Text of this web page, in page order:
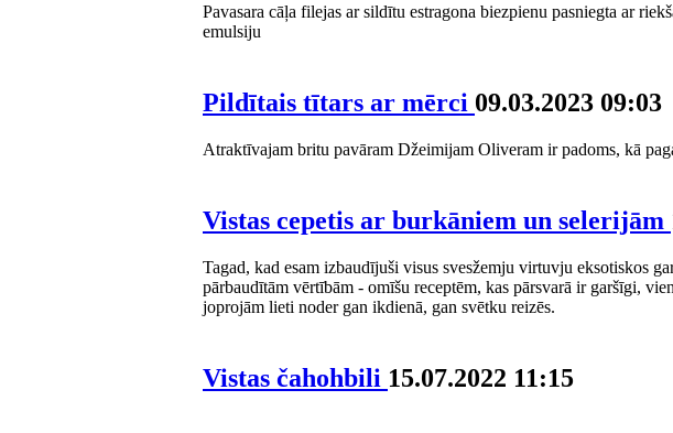
Pavasara cāļa filejas ar sildītu estragona biezpienu pasniegta ar
emulsiju
Pildītais tītars ar mērci 09.03.2023 09:03
Atraktīvajam britu pavāram Džeimijam Oliveram ir padoms, kā
Vistas cepetis ar burkāniem un selerijām
Tagad, kad esam izbaudījuši visus svesžemju virtuvju eksotiskos
pārbaudītām vērtībām - omīšu receptēm, kas pārsvarā ir garšīgi,
joprojām lieti noder gan ikdienā, gan svētku reizēs.
Vistas čahohbili 15.07.2022 11:15